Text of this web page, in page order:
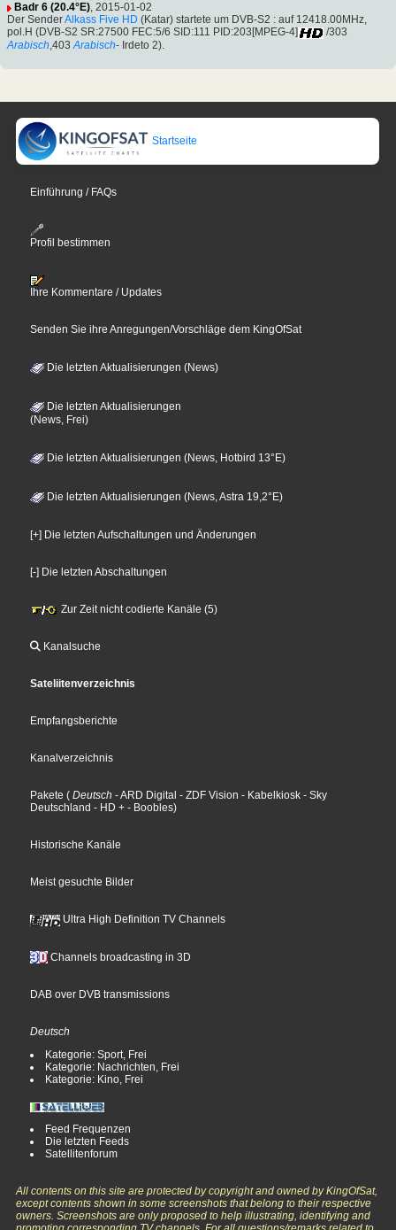
Badr 6 (20.4°E), 2015-01-02
Der SenderAlkass Five HD (Katar) startete um DVB-S2 : auf 12418.00MHz,
pol.H (DVB-S2 SR:27500 FEC:5/6 SID:111 PID:203[MPEG-4]
/303
Arabisch ,403 Arabisch- Irdeto 2).
Startseite
Einführung / FAQs
Profil bestimmen
Ihre Kommentare / Updates
Senden Sie ihre Anregungen/Vorschläge dem KingOfSat
Die letzten Aktualisierungen (News)
Die letzten Aktualisierungen
(News, Frei)
Die letzten Aktualisierungen (News, Hotbird 13°E)
Die letzten Aktualisierungen (News, Astra 19,2°E)
[+] Die letzten Aufschaltungen und Änderungen
[-] Die letzten Abschaltungen
Zur Zeit nicht codierte Kanäle (5)
Kanalsuche
Sateliitenverzeichnis
Empfangsberichte
Kanalverzeichnis
Pakete ( Deutsch - ARD Digital - ZDF Vision - Kabelkiosk - Sky
Deutschland - HD + - Boobles)
Historische Kanäle
Meist gesuchte Bilder
Ultra High Definition TV Channels
Channels broadcasting in 3D
DAB over DVB transmissions
Deutsch
Kategorie: Sport, Frei
Kategorie: Nachrichten, Frei
Kategorie: Kino, Frei
Feed Frequenzen
Die letzten Feeds
Satellitenforum
All contents on this site are protected by copyright and owned by KingOfSat,
except contents shown in some screenshots that belong to their respective
owners. Screenshots are only proposed to help illustrating, identifying and